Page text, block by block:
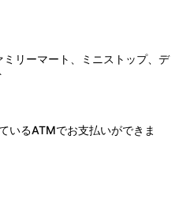
リーマート、ミニストップ、デ
いるATMでお支払いができま